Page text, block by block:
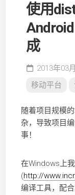
使用
成
2013年03
移动平台
随着项目规模
杂，导致项目
事！
在Windows上
(http://
编译工具，配